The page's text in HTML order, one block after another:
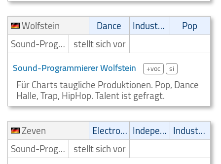
Wolfstein
Dance Industrial
Pop
Sound-Programmierer stellt sich vor
Sound-Programmierer Wolfstein +voc si
Für Charts taugliche Produktionen. Pop, Dance
Halle, Trap, HipHop. Talent ist gefragt.
Zeven
Electronic Independent
Industrial
Sound-Programmierer stellt sich vor